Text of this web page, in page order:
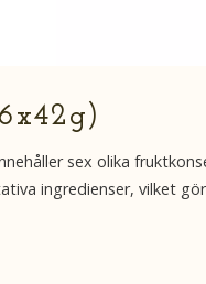
sex olika
ingredienser, vilket